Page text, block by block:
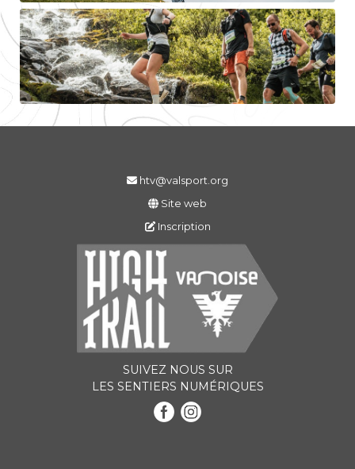
htv@valsport.org
Site web
Inscription
SUIVEZ NOUS SUR
LES SENTIERS NUMÉRIQUES